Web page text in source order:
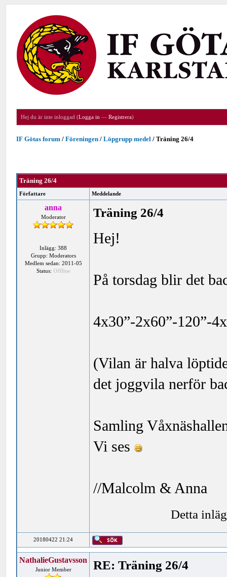
Hej du är inte inloggad (Logga in —Registrera)
IF Götas forum /Föreningen /Löpgrupp medel /Träning 26/4
Träning 26/4
Författare Meddelande
anna
Moderator
Inlägg: 388
Grupp: Moderators
Medlem sedan: 2011-05
Status: Offline
Träning 26/4
Hej!
På torsdag blir det
4x30”-2x60”-120”-
(Vilan är halva
det joggvila nerför
Samling
Vi ses
//Malcolm & Anna
Detta
20180422 21:24
NathalieGustavsson
Junior Member RE: Träning 26/4